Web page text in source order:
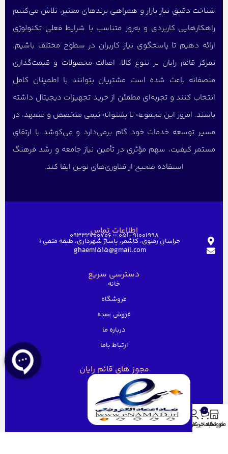
شناخت دقیق نیاز بازار و همراهی برندهای معتبر، تلاش می‌کنیم
راهکارهایی کاربردی و به‌روز متناسب با شرایط فعلی تکنولوژی
ارائه دهیم تا پاسخگوی نیاز کاربران در سطوح مختلف باشیم.
تمرکز قائم رایان بر تنوع کالا، اصالت محصولات و قیمت‌گذاری
منصفانه باعث شده است مشتریان بتوانند با اطمینان کامل
انتخاب کنند و تجربه‌ای مطمئن از خرید تجهیزات دیجیتال داشته
باشند. امروز این مجموعه با پشتوانه تیمی متخصص و متعهد، در
مسیر توسعه خدمات خود گام برمی‌دارد و می‌کوشد با ارتقای
مستمر کیفیت، سهم مؤثری در تأمین نیاز جامعه و رشد فرهنگ
استفاده صحیح از فناوری‌های نوین ایفا کند.
اطلاعات تماس051-91001998 ؛؛ 09332700706
خراسان رضوی، کاشمر، پاساژ شهرداری، طبقه منفی ۱
ghaem1515@gmail.com
دسترسی سریع
خانه
فروشگاه
فروش عمده
درباره ما
ارتباط باما
مجوز های قائم رایان
منوفروشگاه
0
سبد خرید
حساب کاربری من